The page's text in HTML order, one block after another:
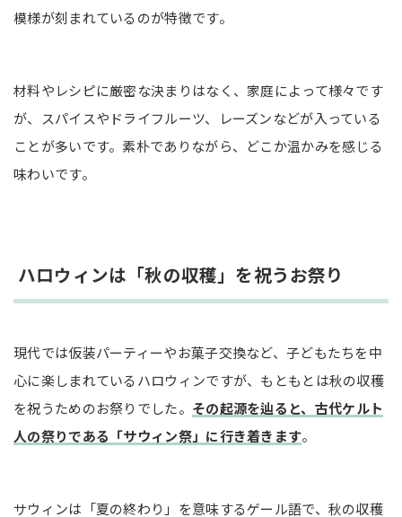
模様が刻まれているのが特徴です。
材料やレシピに厳密な決まりはなく、家庭によって様々です
が、スパイスやドライフルーツ、レーズンなどが入っている
ことが多いです。素朴でありながら、どこか温かみを感じる
味わいです。
ハロウィンは「秋の収穫」を祝うお祭り
現代では仮装パーティーやお菓子交換など、子どもたちを中
心に楽しまれているハロウィンですが、もともとは秋の収穫
を祝うためのお祭りでした。 その起源を辿ると、古代ケルト
人の祭りである「サウィン祭」に行き着きます。
サウィンは「夏の終わり」を意味するゲール語で、秋の収穫